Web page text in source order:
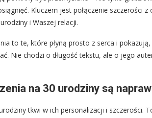
Kluczem jest połączenie szczerości
i Waszej relacji.
to te, które płyną prosto z serca i
Nie chodzi o długość tekstu, ale o jego
na 30 urodziny są
tkwi w ich personalizacji i szczerości.